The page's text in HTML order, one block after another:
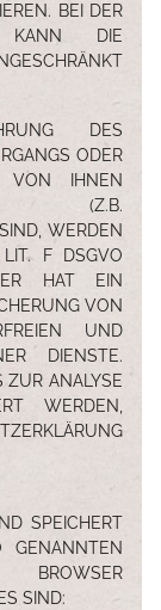
BEI DER DE
DIE FU
SE
DES
ODER
VON IHNEN
(Z.B.
WERDEN
F DSGVO
HAT EIN
VON
UND
DIENSTE.
ZUR ANALYSE
WERDEN,
SPEICHERT
GENANNTEN
BROWSER
SIND: